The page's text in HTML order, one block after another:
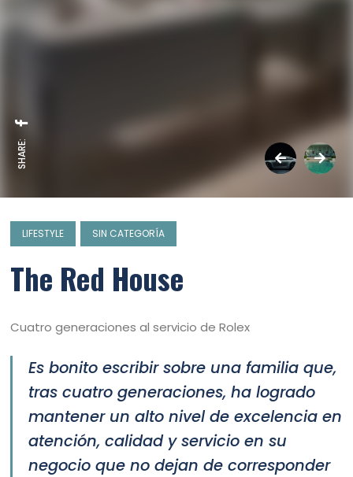
SHARE:
LIFESTYLE SIN CATEGORÍA
The Red House
Cuatro generaciones al servicio de Rolex
Es bonito escribir sobre una familia que,
tras cuatro generaciones, ha logrado
mantener un alto nivel de excelencia en
atención, calidad y servicio en su
negocio que no dejan de corresponder